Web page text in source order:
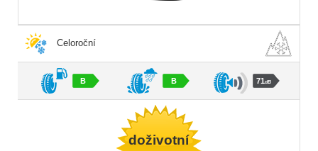
Celoroční
B B 71dB
doživotní